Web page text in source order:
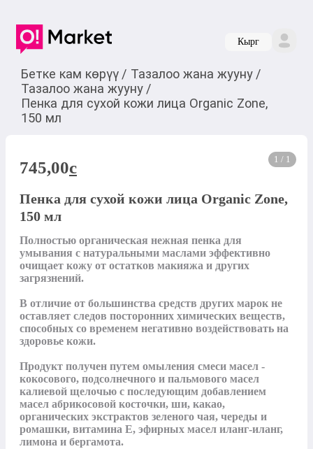
Кырг
Бетке кам көрүү / Тазалоо жана жууну /
Тазалоо жана жууну /
Пенка для сухой кожи лица Organic Zone,
150 мл
1 / 1
745,00c
Пенка для сухой кожи лица Organic Zone,
150 мл
Полностью органическая нежная пенка для
умывания с натуральными маслами эффективно
очищает кожу от остатков макияжа и других
загрязнений.
В отличие от большинства средств других марок не
оставляет следов посторонних химических веществ,
способных со временем негативно воздействовать на
здоровье кожи.
Продукт получен путем омыления смеси масел -
кокосового, подсолнечного и пальмового масел
калиевой щелочью с последующим добавлением
масел абрикосовой косточки, ши, какао,
органических экстрактов зеленого чая, череды и
ромашки, витамина Е, эфирных масел иланг-иланг,
лимона и бергамота.